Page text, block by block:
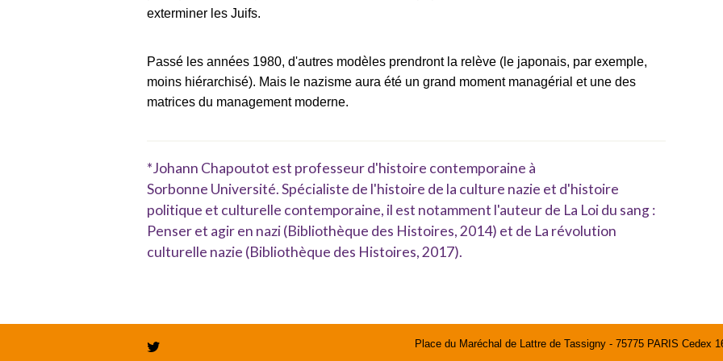
exterminer les Juifs.
Passé les années 1980, d'autres modèles prendront la relève (le japonais, par exemple,
moins hiérarchisé). Mais le nazisme aura été un grand moment managérial et une des
matrices du management moderne.
*Johann Chapoutot est professeur d'histoire contemporaine à
Sorbonne Université. Spécialiste de l'histoire de la culture nazie et d'histoire
politique et culturelle contemporaine, il est notamment l'auteur de La Loi du sang :
Penser et agir en nazi (Bibliothèque des Histoires, 2014) et de La révolution
culturelle nazie (Bibliothèque des Histoires, 2017).
Place du Maréchal de Lattre de Tassigny - 75775 PARIS Cedex